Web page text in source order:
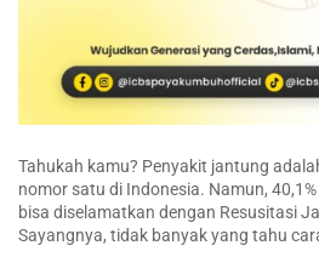
Tahukah kamu? Penyakit jantung
nomor satu di Indonesia. Namun,
bisa diselamatkan dengan Resusitasi
Sayangnya, tidak banyak yang tahu